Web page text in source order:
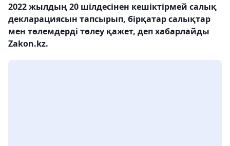
2022 жылдың 20 шілдесінен кешіктірмей салық
декларациясын тапсырып, бірқатар салықтар
мен төлемдерді төлеу қажет, деп хабарлайды
Zakon.kz.